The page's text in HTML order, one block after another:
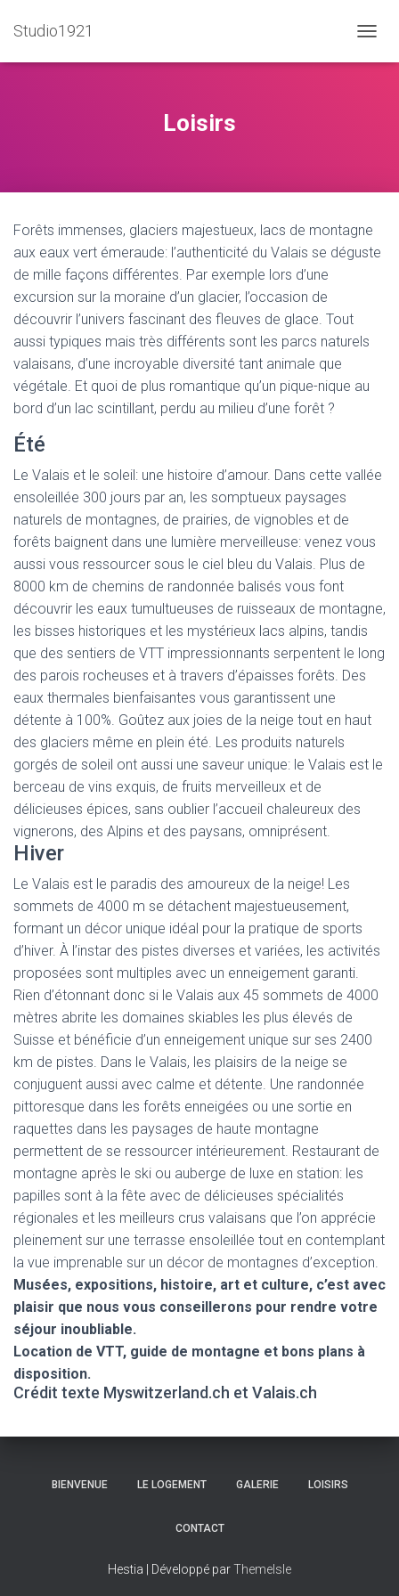
Studio1921
U
E
R
I
A
Loisirs
Forêts immenses, glaciers majestueux, lacs de montagne
aux eaux vert émeraude: l’authenticité du Valais se déguste
de mille façons différentes. Par exemple lors d’une
excursion sur la moraine d’un glacier, l’occasion de
découvrir l’univers fascinant des fleuves de glace. Tout
aussi typiques mais très différents sont les parcs naturels
valaisans, d’une incroyable diversité tant animale que
végétale. Et quoi de plus romantique qu’un pique-nique au
bord d’un lac scintillant, perdu au milieu d’une forêt ?
Été
Le Valais et le soleil: une histoire d’amour. Dans cette vallée
ensoleillée 300 jours par an, les somptueux paysages
naturels de montagnes, de prairies, de vignobles et de
forêts baignent dans une lumière merveilleuse: venez vous
aussi vous ressourcer sous le ciel bleu du Valais. Plus de
8000 km de chemins de randonnée balisés vous font
découvrir les eaux tumultueuses de ruisseaux de montagne,
les bisses historiques et les mystérieux lacs alpins, tandis
que des sentiers de VTT impressionnants serpentent le long
des parois rocheuses et à travers d’épaisses forêts. Des
eaux thermales bienfaisantes vous garantissent une
détente à 100%. Goûtez aux joies de la neige tout en haut
des glaciers même en plein été. Les produits naturels
gorgés de soleil ont aussi une saveur unique: le Valais est le
berceau de vins exquis, de fruits merveilleux et de
délicieuses épices, sans oublier l’accueil chaleureux des
vignerons, des Alpins et des paysans, omniprésent.
Hiver
Le Valais est le paradis des amoureux de la neige! Les
sommets de 4000 m se détachent majestueusement,
formant un décor unique idéal pour la pratique de sports
d’hiver. À l’instar des pistes diverses et variées, les activités
proposées sont multiples avec un enneigement garanti.
Rien d’étonnant donc si le Valais aux 45 sommets de 4000
mètres abrite les domaines skiables les plus élevés de
Suisse et bénéficie d’un enneigement unique sur ses 2400
km de pistes. Dans le Valais, les plaisirs de la neige se
conjuguent aussi avec calme et détente. Une randonnée
pittoresque dans les forêts enneigées ou une sortie en
raquettes dans les paysages de haute montagne
permettent de se ressourcer intérieurement. Restaurant de
montagne après le ski ou auberge de luxe en station: les
papilles sont à la fête avec de délicieuses spécialités
régionales et les meilleurs crus valaisans que l’on apprécie
pleinement sur une terrasse ensoleillée tout en contemplant
la vue imprenable sur un décor de montagnes d’exception.
Musées, expositions, histoire, art et culture, c’est avec
plaisir que nous vous conseillerons pour rendre votre
séjour inoubliable.
Location de VTT, guide de montagne et bons plans à
disposition.
Crédit texte Myswitzerland.ch et Valais.ch
BIENVENUE LE LOGEMENT GALERIE LOISIRS
CONTACT
Hestia | Développé parThemeIsle